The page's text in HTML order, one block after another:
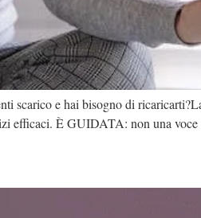
scarico e hai bisogno di
efficaci. È GUIDATA: non una